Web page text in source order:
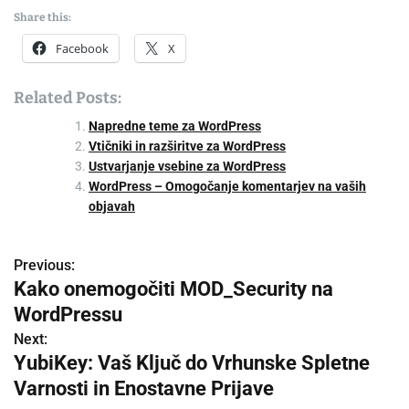
Share this:
Facebook X
Related Posts:
Napredne teme za WordPress
Vtičniki in razširitve za WordPress
Ustvarjanje vsebine za WordPress
WordPress – Omogočanje komentarjev na vaših
objavah
P
o
s
t
Previous:
Kako onemogočiti MOD_Security na
WordPressu
Next:
YubiKey: Vaš Ključ do Vrhunske Spletne
Varnosti in Enostavne Prijave